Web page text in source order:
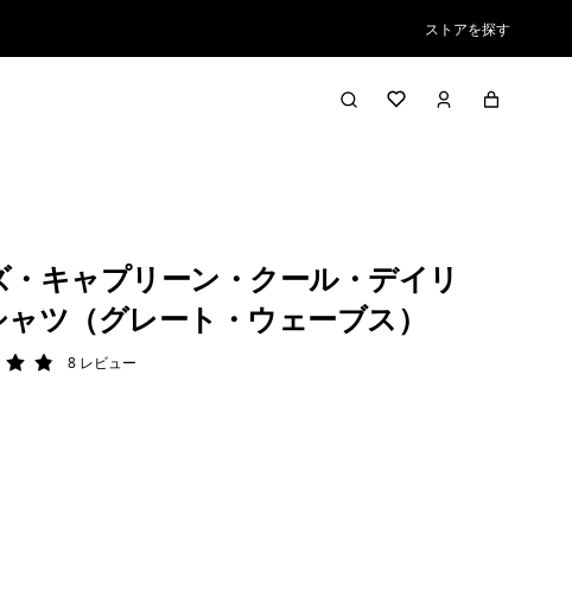
ストアを探す
・キャプリーン・クール・デイリ
ツ（グレート・ウェーブス）
価: 4.9 / 5
8 レビュー